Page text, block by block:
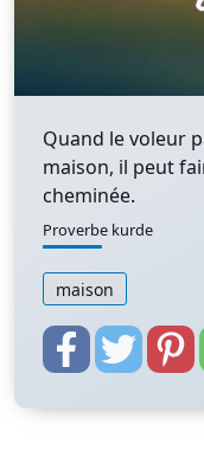
Quand le voleur
maison, il peut
cheminée.
Proverbe kurde
maison